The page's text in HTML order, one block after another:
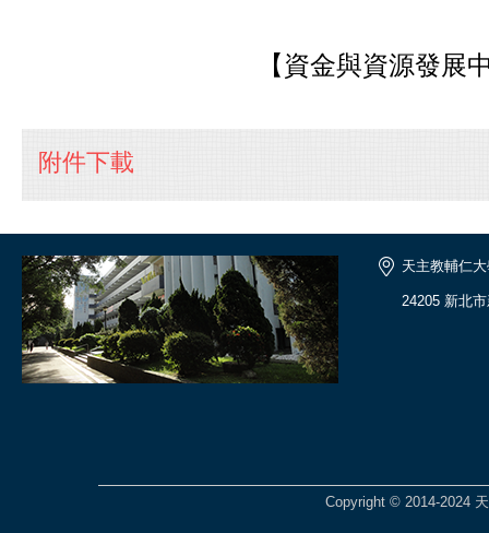
【資金與資源發展
附件下載
天主教輔仁
24205 新北
Copyright © 2014-2024